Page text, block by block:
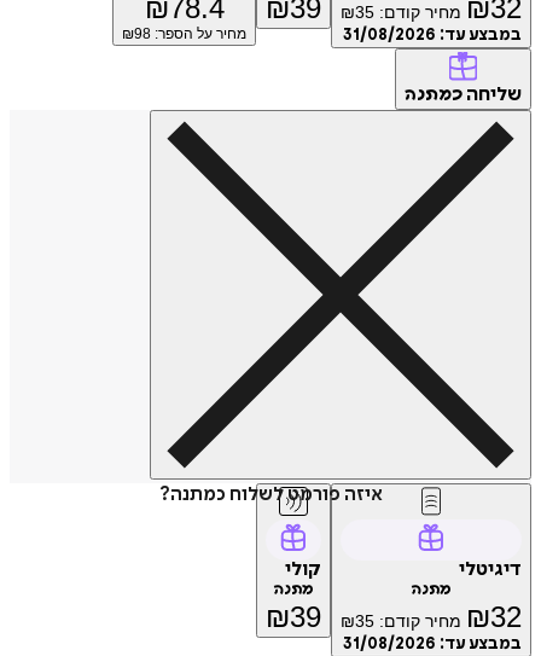
₪32 מחיר קודם: ₪35
במבצע עד: 31/08/2026
₪39
₪78.4
מחיר על הספר: ₪ 98
שליחה כמתנה
איזה פורמט לשלוח כמתנה?
דיגיטלי
מתנה
₪32 מחיר קודם: ₪35
במבצע עד: 31/08/2026
קולי
מתנה
₪39